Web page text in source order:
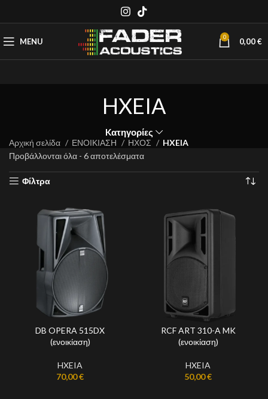
MENU 0 0,00€
HXEIA
Kατηγορίες
Αρχική σελίδα ΕΝΟΙΚΙΑΣΗ ΗΧΟΣ
HXEIA
Προβάλλονται όλα - 6 αποτελέσματα
Φίλτρα
DB OPERA 515DX
(ενοικίαση)
HXEIA
70,00€
RCF ART 310-A MK
(ενοικίαση)
HXEIA
50,00€